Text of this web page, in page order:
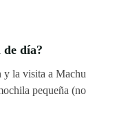
día?
y la visita a Machu
pequeña (no